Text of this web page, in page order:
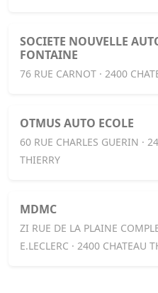
SOCIETE NOUVELLE
FONTAINE
76 RUE CARNOT · 2400
OTMUS AUTO ECOLE
60 RUE CHARLES GUERIN ·
THIERRY
MDMC
ZI RUE DE LA PLAINE
E.LECLERC · 2400 CHATEAU